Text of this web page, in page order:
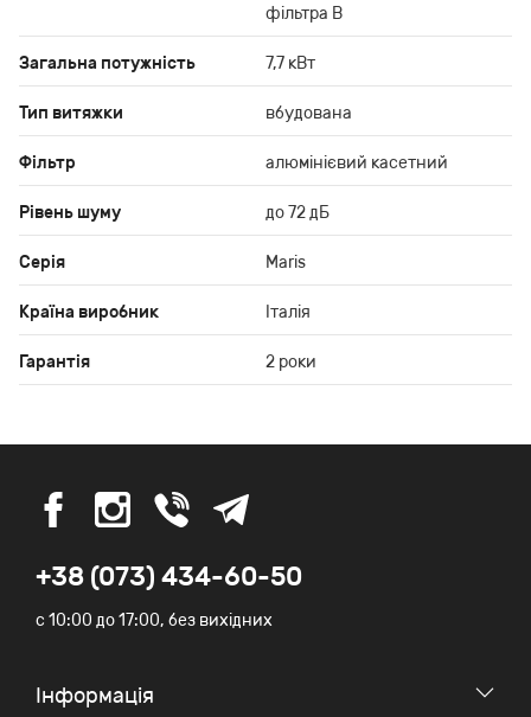
фільтра B
Загальна потужність 7,7 кВт
Тип витяжки вбудована
Фільтр алюмінієвий касетний
Рівень шуму до 72 дБ
Серія Maris
Країна виробник Італія
Гарантія 2 роки
+38 (073) 434-60-50
c 10:00 до 17:00, без вихідних
Iнформація